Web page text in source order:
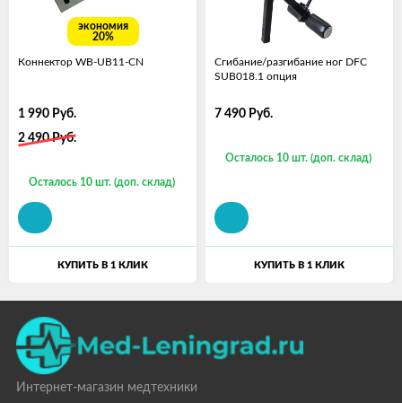
экономия
20%
Коннектор WB-UB11-CN
1 990 Руб.
2 490Руб.
Осталось 10 шт. (доп. склад)
КУПИТЬ В 1 КЛИК
Сгибание/разгибание ног DFC
SUB018.1 опция
7 490 Руб.
Осталось 10 шт. (доп. склад)
КУПИТЬ В 1 КЛИК
Интернет-магазин медтехники